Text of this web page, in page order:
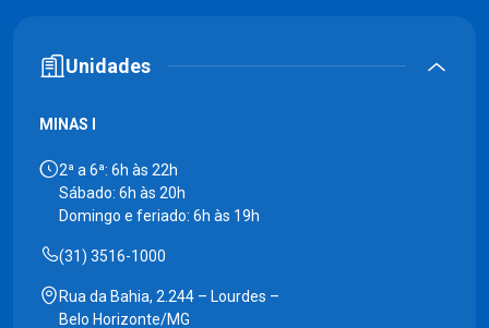
Unidades
MINAS I
2ª a 6ª: 6h às 22h
Sábado: 6h às 20h
Domingo e feriado: 6h às 19h
(31) 3516-1000
Rua da Bahia, 2.244 – Lourdes –
Belo Horizonte/MG